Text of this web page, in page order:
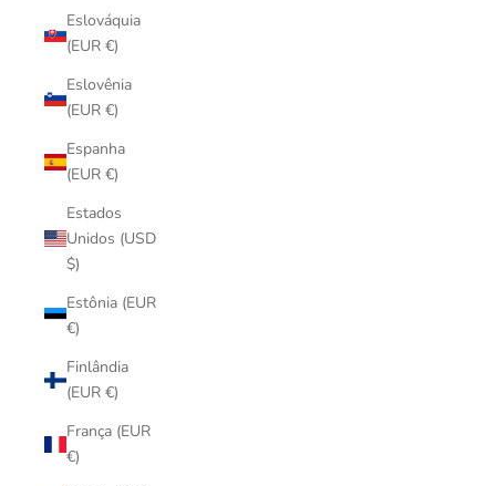
Eslováquia
(EUR €)
Eslovênia
(EUR €)
Espanha
(EUR €)
Estados
Unidos (USD
$)
Estônia (EUR
€)
Finlândia
(EUR €)
França (EUR
€)